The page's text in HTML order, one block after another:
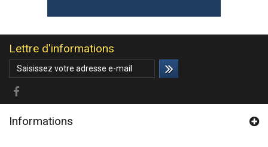
Lettre d'informations
Informations